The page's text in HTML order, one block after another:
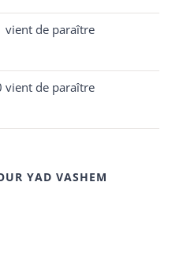
vient de paraître
vient de paraître
YAD VASHEM